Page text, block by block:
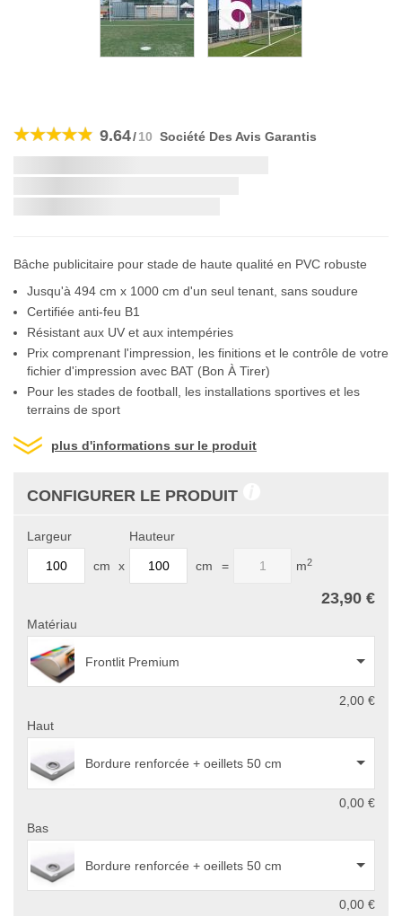
to
the
images
9.64/10 Société Des Avis Garantis
Bâche publicitaire pour stade de haute qualité en PVC robuste
Jusqu'à 494 cm x 1000 cm d'un seul tenant, sans soudure
Certifiée anti-feu B1
Résistant aux UV et aux intempéries
Prix comprenant l'impression, les finitions et le contrôle de votre
fichier d'impression avec BAT (Bon À Tirer)
Pour les stades de football, les installations sportives et les
terrains de sport
plus d'informations sur le produit
CONFIGURER LE PRODUIT
Largeur
cm x
Hauteur
cm = m2
23,90 €
Matériau
Frontlit Premium
2,00 €
Haut
Bordure renforcée + oeillets 50 cm
0,00 €
Bas
Bordure renforcée + oeillets 50 cm
0,00 €